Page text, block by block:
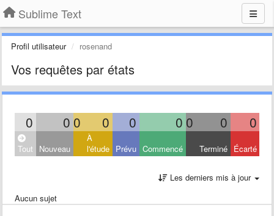
Sublime Text
Profil utilisateur rosenand
Vos requêtes par états
0 0 0 0 0 0 0 0 0
Tout Nouveau
À
l'étude Prévu Commencé Terminé Écarté
Les derniers mis à jour
Aucun sujet